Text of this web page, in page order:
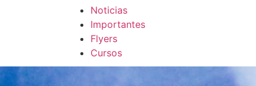
Noticias
Importantes
Flyers
Cursos